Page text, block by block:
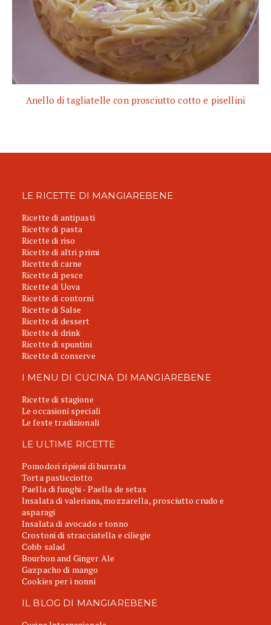
Anello di tagliatelle con prosciutto cotto e pisellini
LE RICETTE DI MANGIAREBENE
Ricette di antipasti
Ricette di pasta
Ricette di riso
Ricette di altri primi
Ricette di carne
Ricette di pesce
Ricette di Uova
Ricette di contorni
Ricette di Salse
Ricette di dessert
Ricette di drink
Ricette di spuntini
Ricette di conserve
I MENU DI CUCINA DI MANGIAREBENE
Ricette di stagione
Le occasioni speciali
Le feste tradizionali
LE ULTIME RICETTE
Pomodori ripieni di burrata
Torta pasticciotto
Paella di funghi - Paella de setas
Insalata di valeriana, mozzarella, prosciutto crudo e
asparagi
Insalata di avocado e tonno
Crostoni di stracciatella e ciliegie
Cobb salad
Bourbon and Ginger Ale
Gazpacho di mango
Cookies per i nonni
IL BLOG DI MANGIAREBENE